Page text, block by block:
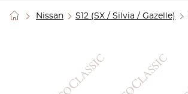
Nissan S12 (SX / Silvia / Gazelle)